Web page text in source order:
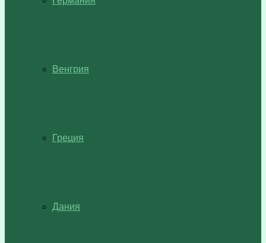
Венгрия
Греция
Дания